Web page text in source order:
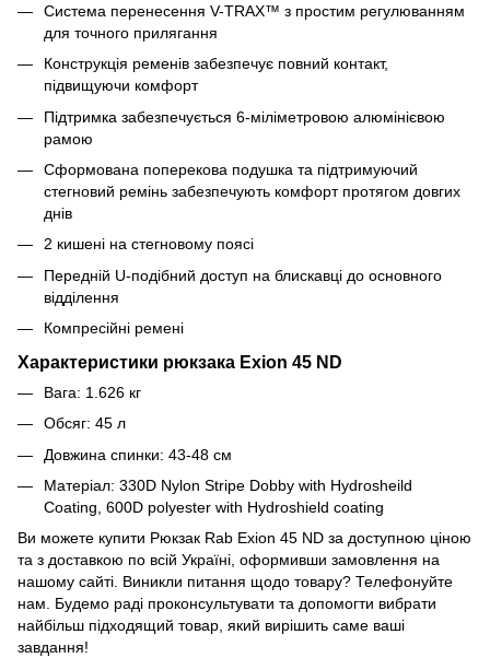
Система перенесення V-TRAX™ з простим регулюванням
для точного прилягання
Конструкція ременів забезпечує повний контакт,
підвищуючи комфорт
Підтримка забезпечується 6-міліметровою алюмінієвою
рамою
Сформована поперекова подушка та підтримуючий
стегновий ремінь забезпечують комфорт протягом довгих
днів
2 кишені на стегновому поясі
Передній U-подібний доступ на блискавці до основного
відділення
Компресійні ремені
Характеристики рюкзака Exion 45 ND
Вага: 1.626 кг
Обсяг: 45 л
Довжина спинки: 43-48 см
Матеріал: 330D Nylon Stripe Dobby with Hydrosheild
Coating, 600D polyester with Hydroshield coating
Ви можете купити Рюкзак Rab Exion 45 ND за доступною ціною
та з доставкою по всій Україні, оформивши замовлення на
нашому сайті. Виникли питання щодо товару? Телефонуйте
нам. Будемо раді проконсультувати та допомогти вибрати
найбільш підходящий товар, який вирішить саме ваші
завдання!